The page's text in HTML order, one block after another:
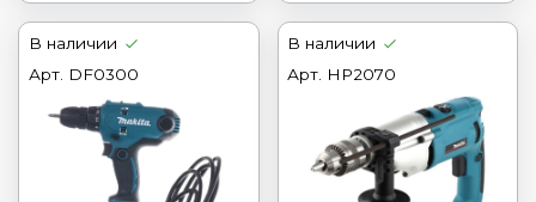
В наличии
Арт. DF0300
В наличии
Арт. HP2070